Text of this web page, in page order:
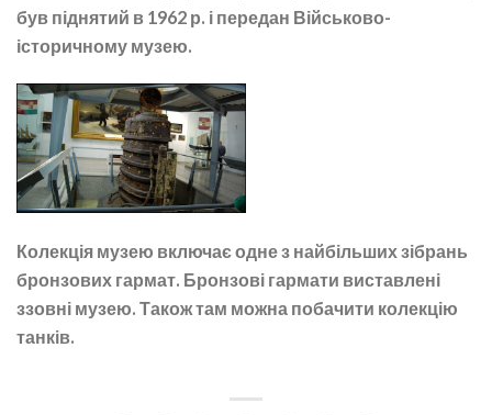
був піднятий в 1962 р. і передан Військово-
історичному музею.
Колекція музею включає одне з найбільших зібрань
бронзових гармат. Бронзові гармати виставлені
ззовні музею. Також там можна побачити колекцію
танків.